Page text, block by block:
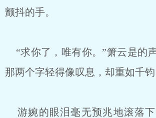
颤抖的手。
“求你了，唯有你。”箫云是的
那两个字轻得像叹息，却重如千钧
游婉的眼泪毫无预兆地滚落下